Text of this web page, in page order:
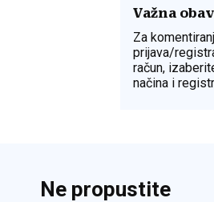
Važna
Za
prijava/
račun,
načina i
Ne propustite